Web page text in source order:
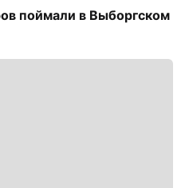
поймали в Выборгском